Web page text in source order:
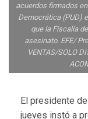
acuerdos firmados
Democrática (PUD)
que la Fiscalía
asesinato. EFE/
VENTAS/SOLO
El presidente
jueves instó a